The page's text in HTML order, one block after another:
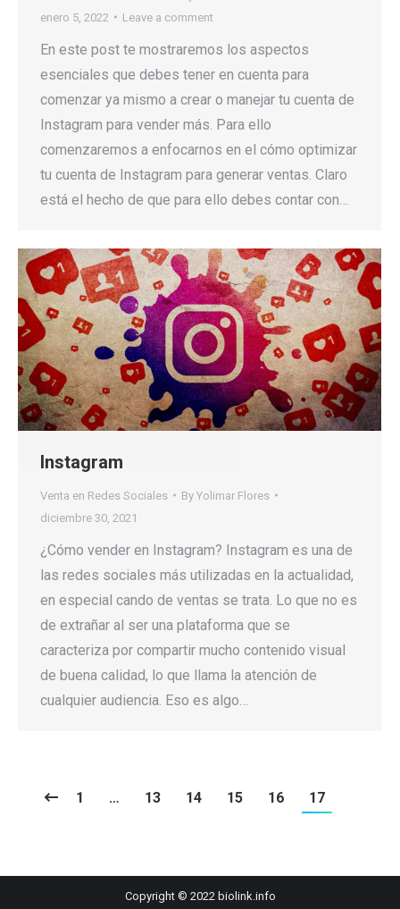
enero 5, 2022
Leave a comment
En este post te mostraremos los aspectos
esenciales que debes tener en cuenta para
comenzar ya mismo a crear o manejar tu cuenta de
Instagram para vender más. Para ello
comenzaremos a enfocarnos en el cómo optimizar
tu cuenta de Instagram para generar ventas. Claro
está el hecho de que para ello debes contar con…
Instagram
Venta en Redes Sociales By Yolimar Flores
diciembre 30, 2021
¿Cómo vender en Instagram? Instagram es una de
las redes sociales más utilizadas en la actualidad,
en especial cando de ventas se trata. Lo que no es
de extrañar al ser una plataforma que se
caracteriza por compartir mucho contenido visual
de buena calidad, lo que llama la atención de
cualquier audiencia. Eso es algo…
1 … 13 14 15 16 17
Copyright © 2022 biolink.info